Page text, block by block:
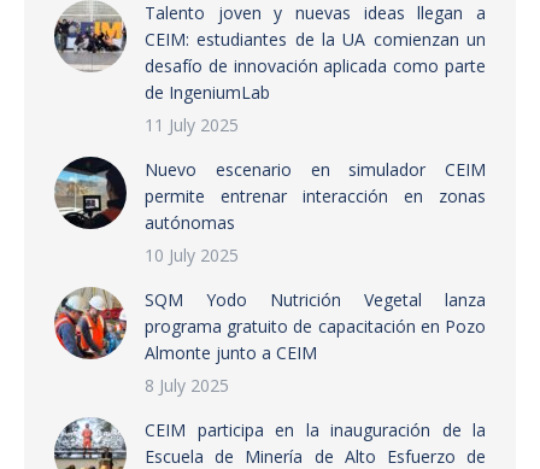
Talento joven y nuevas ideas llegan a
CEIM: estudiantes de la UA comienzan un
desafío de innovación aplicada como parte
de IngeniumLab
11 July 2025
Nuevo escenario en simulador CEIM
permite entrenar interacción en zonas
autónomas
10 July 2025
SQM Yodo Nutrición Vegetal lanza
programa gratuito de capacitación en Pozo
Almonte junto a CEIM
8 July 2025
CEIM participa en la inauguración de la
Escuela de Minería de Alto Esfuerzo de